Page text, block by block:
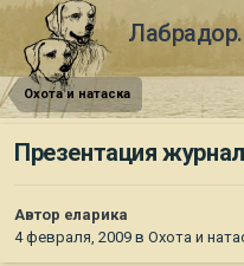
Охота и натаска
Презентация
Автор еларика
4 февраля, 2009 в Охота и